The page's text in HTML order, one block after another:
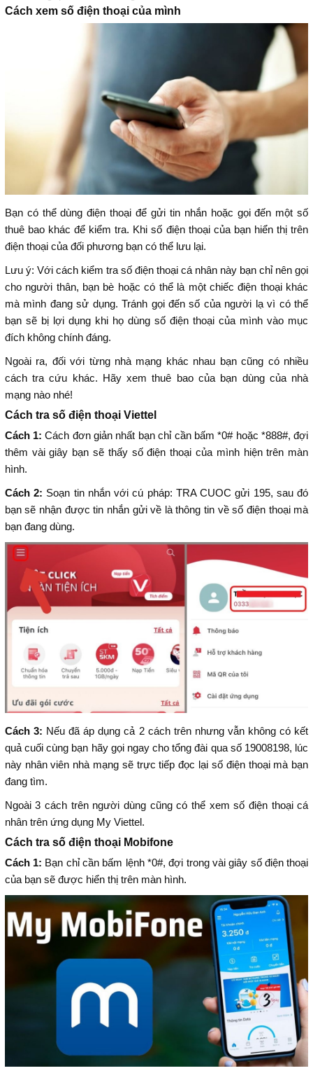
Cách xem số điện thoại của mình
Bạn có thể dùng điện thoại để gửi tin nhắn hoặc gọi đến một số
thuê bao khác để kiểm tra. Khi số điện thoại của bạn hiển thị trên
điện thoại của đối phương bạn có thể lưu lại.
Lưu ý: Với cách kiểm tra số điện thoại cá nhân này bạn chỉ nên gọi
cho người thân, bạn bè hoặc có thể là một chiếc điện thoại khác
mà mình đang sử dụng. Tránh gọi đến số của người lạ vì có thể
bạn sẽ bị lợi dụng khi họ dùng số điện thoại của mình vào mục
đích không chính đáng.
Ngoài ra, đối với từng nhà mạng khác nhau bạn cũng có nhiều
cách tra cứu khác. Hãy xem thuê bao của bạn dùng của nhà
mạng nào nhé!
Cách tra số điện thoại Viettel
Cách 1:Cách đơn giản nhất bạn chỉ cần bấm *0# hoặc *888#, đợi
thêm vài giây bạn sẽ thấy số điện thoại của mình hiện trên màn
hình.
Cách 2: Soạn tin nhắn với cú pháp: TRA CUOC gửi 195, sau đó
bạn sẽ nhận được tin nhắn gửi về là thông tin về số điện thoại mà
bạn đang dùng.
Cách 3: Nếu đã áp dụng cả 2 cách trên nhưng vẫn không có kết
quả cuối cùng bạn hãy gọi ngay cho tổng đài qua số 19008198, lúc
này nhân viên nhà mạng sẽ trực tiếp đọc lại số điện thoại mà bạn
đang tìm.
Ngoài 3 cách trên người dùng cũng có thể xem số điện thoại cá
nhân trên ứng dụng My Viettel.
Cách tra số điện thoại Mobifone
Cách 1: Bạn chỉ cần bấm lệnh *0#, đợi trong vài giây số điện thoại
của bạn sẽ được hiển thị trên màn hình.